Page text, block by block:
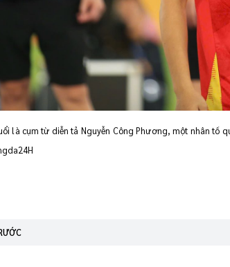
là cụm từ diễn tả Nguyễn Công Phương, một nhân tố